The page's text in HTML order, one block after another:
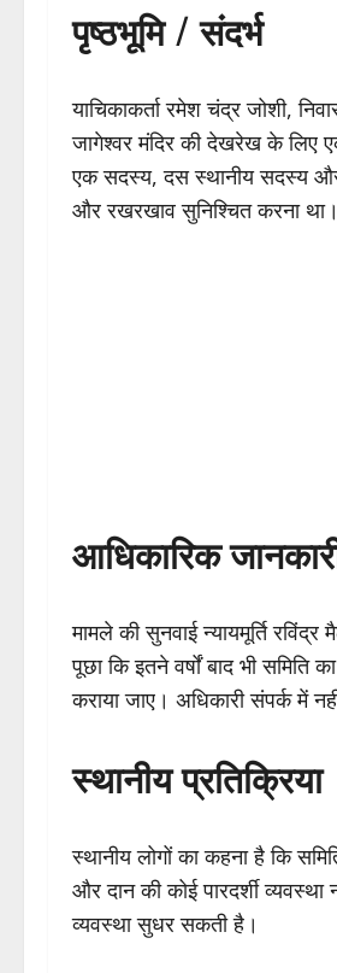
पृष्ठभूमि / संदर्भ
याचिकाकर्ता रमेश चंद्र जोशी,
जागेश्वर मंदिर की देखरेख के लिए
एक सदस्य, दस स्थानीय सदस्य और
और रखरखाव सुनिश्चित करना था।
आधिकारिक
मामले की सुनवाई न्यायमूर्ति
पूछा कि इतने वर्षों बाद भी
कराया जाए। अधिकारी संपर्क में
स्थानीय प्रतिक्रिया
स्थानीय लोगों का कहना है कि
और दान की कोई पारदर्शी
व्यवस्था सुधर सकती है।